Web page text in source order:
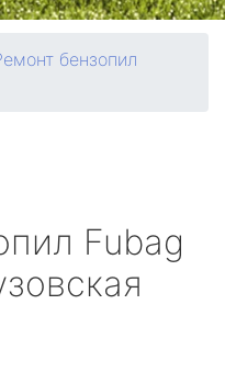
бензопил
Fubag